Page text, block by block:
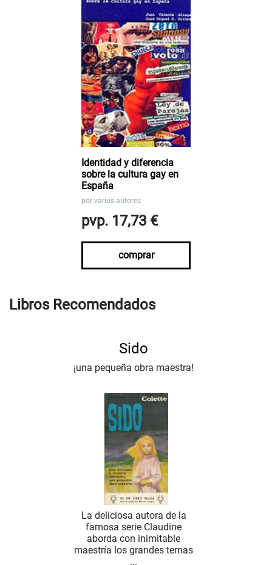
Identidad y diferencia
sobre la cultura gay en
España
por varios autores
pvp. 17,73 €
comprar
Libros Recomendados
Sido
¡una pequeña obra maestra!
La deliciosa autora de la
famosa serie Claudine
aborda con inimitable
maestría los grandes temas
...